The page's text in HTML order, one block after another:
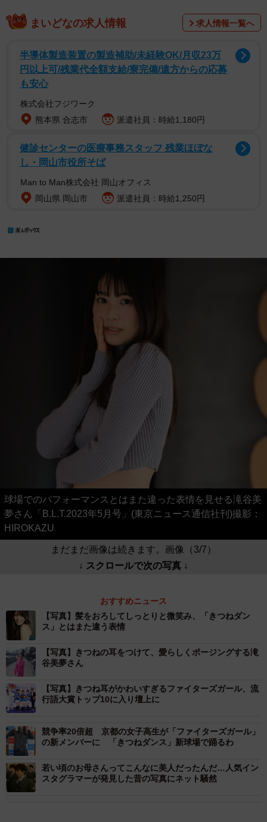
まいどなの求人情報 求人情報一覧へ
半導体製造装置の製造補助/未経験OK/月収23万
円以上可/残業代全額支給/寮完備/遠方からの応募
も安心
株式会社フジワーク
熊本県 合志市
派遣社員：時給1,180円
健診センターの医療事務スタッフ 残業ほぼな
し・岡山市役所そば
Man to Man株式会社 岡山オフィス
岡山県 岡山市
派遣社員：時給1,250円
球場でのパフォーマンスとはまた違った表情を見せる滝谷美
夢さん「B.L.T.2023年5月号」(東京ニュース通信社刊)撮影：
HIROKAZU
まだまだ画像は続きます。画像（3/7）
↓ スクロールで次の写真 ↓
おすすめニュース
【写真】髪をおろしてしっとりと微笑み、「きつねダン
ス」とはまた違う表情
【写真】きつねの耳をつけて、愛らしくポージングする滝
谷美夢さん
【写真】きつね耳がかわいすぎるファイターズガール、流
行語大賞トップ10に入り壇上に
競争率20倍超 京都の女子高生が「ファイターズガール」
の新メンバーに 「きつねダンス」新球場で踊るわ
若い頃のお母さんってこんなに美人だったんだ…人気イン
スタグラマーが発見した昔の写真にネット騒然